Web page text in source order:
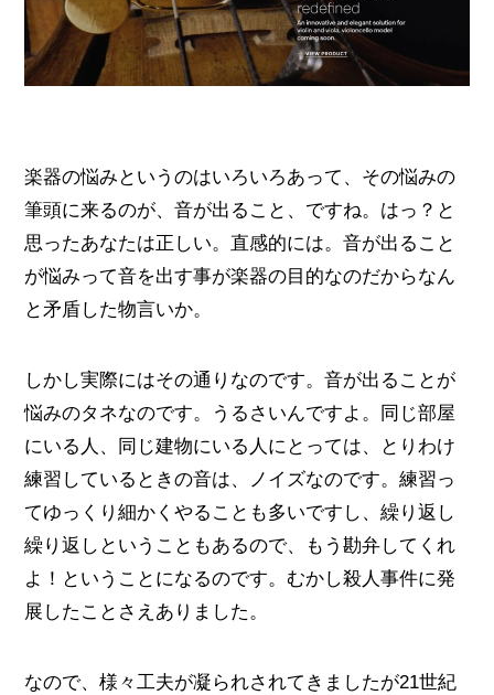
楽器の悩みというのはいろいろあって、その悩みの
筆頭に来るのが、音が出ること、ですね。はっ？と
思ったあなたは正しい。直感的には。音が出ること
が悩みって音を出す事が楽器の目的なのだからなん
と矛盾した物言いか。
しかし実際にはその通りなのです。音が出ることが
悩みのタネなのです。うるさいんですよ。同じ部屋
にいる人、同じ建物にいる人にとっては、とりわけ
練習しているときの音は、ノイズなのです。練習っ
てゆっくり細かくやることも多いですし、繰り返し
繰り返しということもあるので、もう勘弁してくれ
よ！ということになるのです。むかし殺人事件に発
展したことさえありました。
なので、様々工夫が凝られされてきましたが21世紀